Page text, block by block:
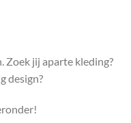
Zoek jij aparte kleding?
design?